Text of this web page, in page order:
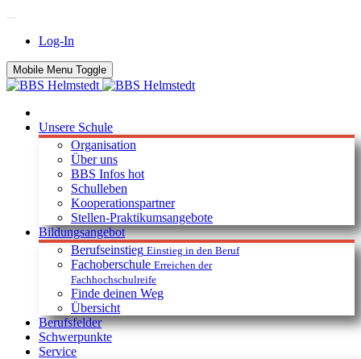
Log-In
Mobile Menu Toggle
Unsere Schule
Organisation
Über uns
BBS Infos hot
Schulleben
Kooperationspartner
Stellen-Praktikumsangebote
Bildungsangebot
Berufseinstieg Einstieg in den Beruf
Fachoberschule Erreichen der
Fachhochschulreife
Finde deinen Weg
Übersicht
Berufsfelder
Schwerpunkte
Service